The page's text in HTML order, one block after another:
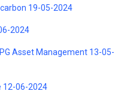
19-05-2024
2024
Asset Management 13-05-
12-06-2024